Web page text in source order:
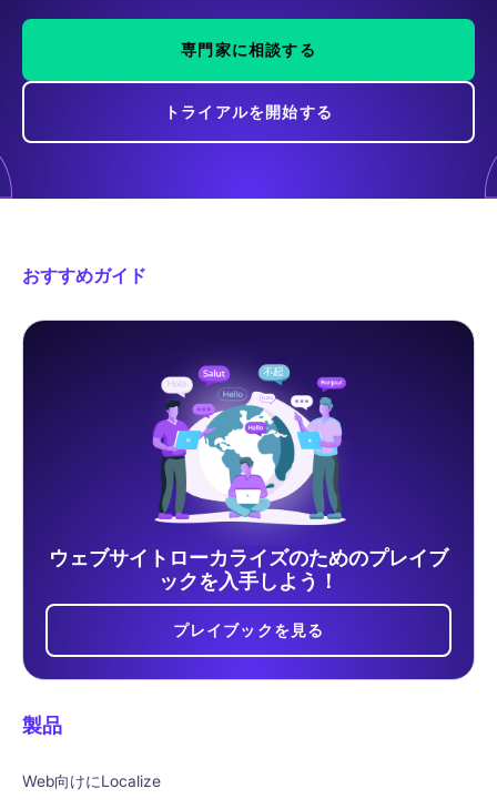
専門家に相談する
トライアルを開始する
おすすめガイド
ウェブサイトローカライズのためのプレイブ
ックを入手しよう！
プレイブックを見る
製品
Web向けにLocalize